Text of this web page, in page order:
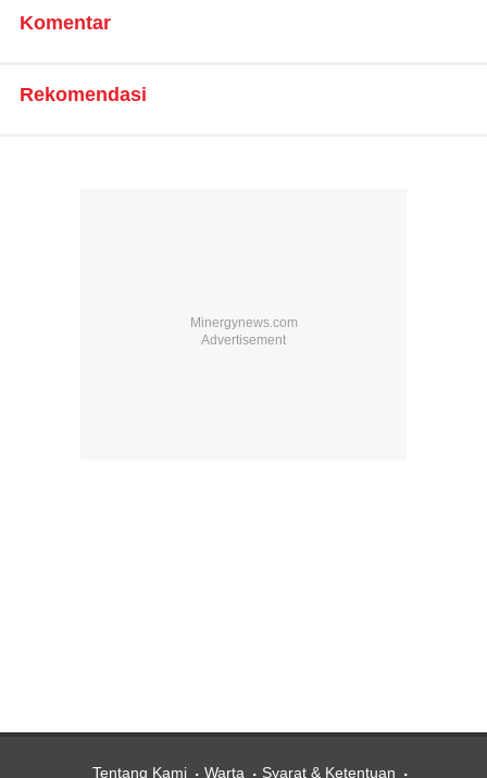
Komentar
Rekomendasi
Tentang Kami Warta Syarat & Ketentuan